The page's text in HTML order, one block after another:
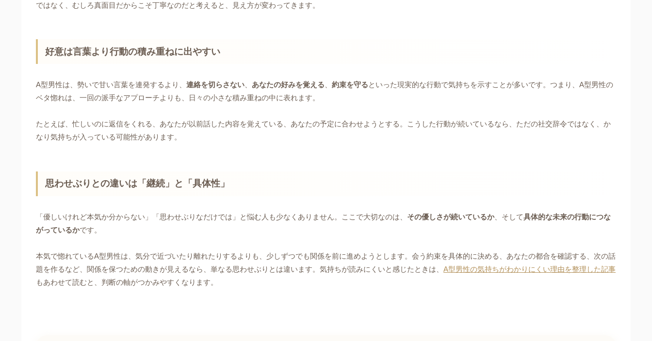
ではなく、むしろ真面目だからこそ丁寧なのだと考えると、見え方が変わってきます。
好意は言葉より行動の積み重ねに出やすい
A型男性は、勢いで甘い言葉を連発するより、 連絡を切らさない あなたの好みを覚える 約束を守るといった現実的な行動で気持ちを示すことが多いです。つまり、A型男性の
ベタ惚れは、一回の派手なアプローチよりも、日々の小さな積み重ねの中に表れます。
たとえば、忙しいのに返信をくれる、あなたが以前話した内容を覚えている、あなたの予定に合わせようとする。こうした行動が続いているなら、ただの社交辞令ではなく、か
なり気持ちが入っている可能性があります。
思わせぶりとの違いは「継続」と「具体性」
「優しいけれど本気か分からない」「思わせぶりなだけでは」と悩む人も少なくありません。ここで大切なのは、 その優しさが続いているか、そして具体的な未来の行動につな
がっているかです。
本気で惚れているA型男性は、気分で近づいたり離れたりするよりも、少しずつでも関係を前に進めようとします。会う約束を具体的に決める、あなたの都合を確認する、次の話
題を作るなど、関係を保つための動きが見えるなら、単なる思わせぶりとは違います。気持ちが読みにくいと感じたときは、 A型男性の気持ちがわかりにくい理由を整理した記事
もあわせて読むと、判断の軸がつかみやすくなります。